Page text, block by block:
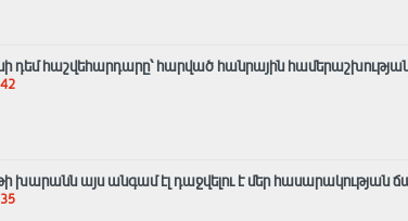
դեմ հաշվեհարդարը՝ հարված հանրային
այս անգամ էլ դաջվելու է մեր հասարակության